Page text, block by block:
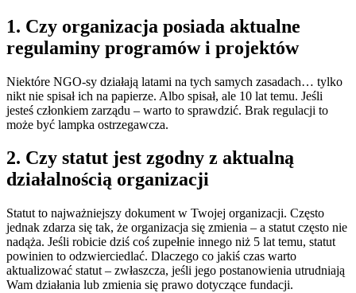
1. Czy organizacja posiada aktualne
regulaminy programów i projektów
Niektóre NGO-sy działają latami na tych samych zasadach… tylko
nikt nie spisał ich na papierze. Albo spisał, ale 10 lat temu. Jeśli
jesteś członkiem zarządu – warto to sprawdzić. Brak regulacji to
może być lampka ostrzegawcza.
2. Czy statut jest zgodny z aktualną
działalnością organizacji
Statut to najważniejszy dokument w Twojej organizacji. Często
jednak zdarza się tak, że organizacja się zmienia – a statut często nie
nadąża. Jeśli robicie dziś coś zupełnie innego niż 5 lat temu, statut
powinien to odzwierciedlać. Dlaczego co jakiś czas warto
aktualizować statut – zwłaszcza, jeśli jego postanowienia utrudniają
Wam działania lub zmienia się prawo dotyczące fundacji.